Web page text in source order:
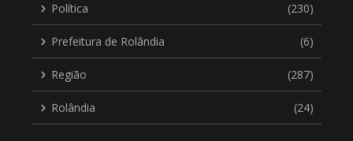
Política (230)
Prefeitura de Rolândia (6)
Região (287)
Rolândia (24)